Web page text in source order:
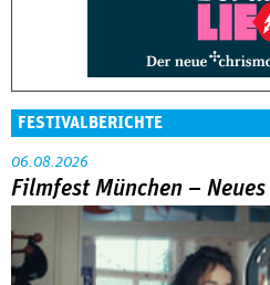
FESTIVALBERICHTE
06.08.2026
Filmfest München –